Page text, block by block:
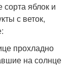
яблок и
с веток,
прохладно
на солнце